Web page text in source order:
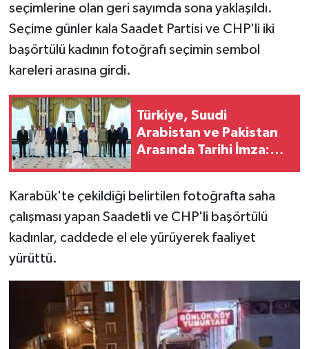
seçimlerine olan geri sayımda sona yaklaşıldı.
Seçime günler kala Saadet Partisi ve CHP'li iki
başörtülü kadının fotoğrafı seçimin sembol
kareleri arasına girdi.
Türkiye, Suudi
Arabistan ve Pakistan
Arasında Tarihi İmza:
Karabük'te çekildiği belirtilen fotoğrafta saha
çalışması yapan Saadetli ve CHP'li başörtülü
kadınlar, caddede el ele yürüyerek faaliyet
yürüttü.